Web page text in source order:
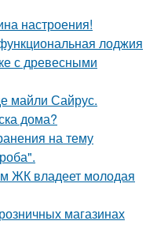
настроения!
лоджия
с древесными
майли Сайрус.
дома?
на тему
ЖК владеет молодая
магазинах